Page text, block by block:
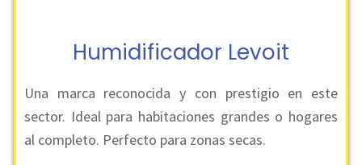
Humidificador Levoit
Una marca reconocida y con prestigio en este
sector. Ideal para habitaciones grandes o hogares
al completo. Perfecto para zonas secas.